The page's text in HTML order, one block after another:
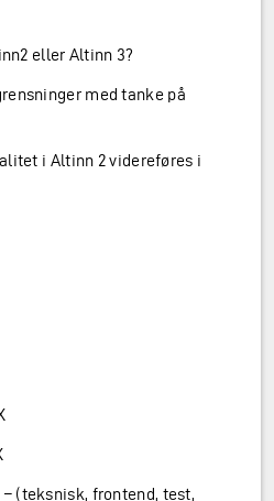
eller Altinn 3?
med tanke på
i Altinn 2 videreføres i
(teksnisk, frontend, test,